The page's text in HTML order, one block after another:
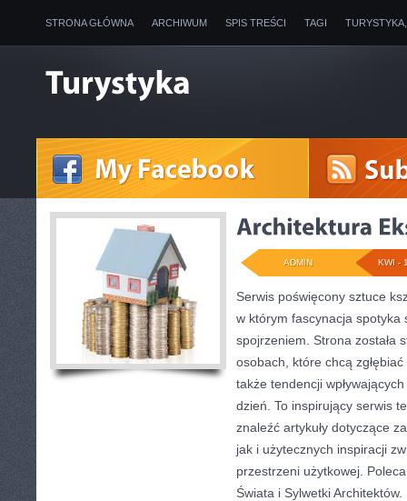
STRONA GŁÓWNA ARCHIWUM SPIS TREŚCI TAGI
KWI -
ADMIN
Serwis poświęcony sztuce
w którym fascynacja spotyka
spojrzeniem. Strona została
osobach, które chcą
także tendencji
dzień. To inspirujący serwis
znaleźć artykuły dotyczące
jak i użytecznych inspiracji
przestrzeni użytkowej.
Świata i Sylwetki